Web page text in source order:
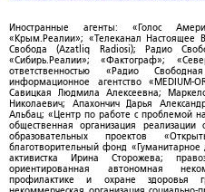
Иностранные агенты: «Голос
«Крым.Реалии»; «Телеканал Настоящее
Свобода (Azatliq Radiosi); Радио
«Сибирь.Реалии»; «Фактограф»;
ответственностью «Радио
информационное агентство «MEDIUM-
Савицкая Людмила Алексеевна;
Николаевич; Апахончич Дарья
Альбац; «Центр по работе с проблемой
общественная организация реализации
образовательных проектов
благотворительный фонд
активистка Ирина Сторожева;
ориентированная автономная
профилактике и охране здоровья